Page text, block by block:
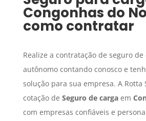
Congonhas do
como contratar
Realize a contratação de seguro de
autônomo contando conosco e
solução para sua empresa. A Rotta
cotação de Seguro de cargaem
com empresas confiáveis e